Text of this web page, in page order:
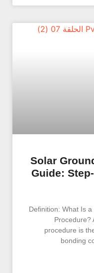
Solar
Guide:
Definition: What Is
Procedure?
procedure is
bonding